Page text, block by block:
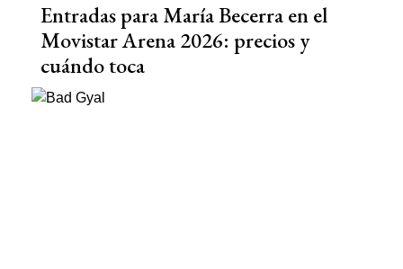
Entradas para María Becerra en el
Movistar Arena 2026: precios y
cuándo toca